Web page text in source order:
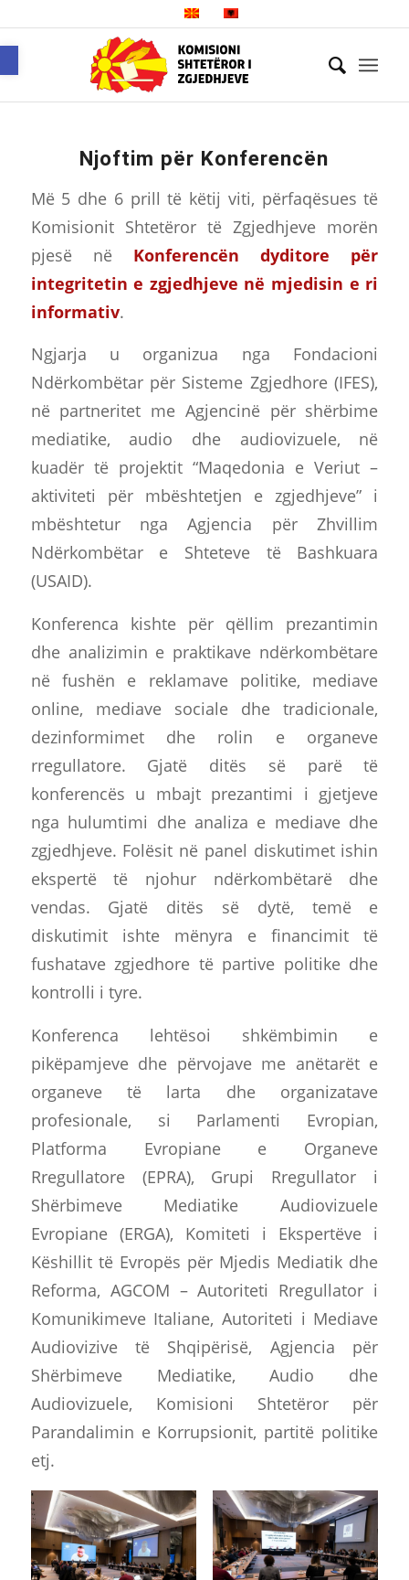
Njoftim për Konferencën
Më 5 dhe 6 prill të këtij viti, përfaqësues të
Komisionit Shtetëror të Zgjedhjeve morën
pjesë nëKonferencën dyditore për
integritetin e zgjedhjeve në mjedisin e ri
informativ.
Ngjarja u organizua nga Fondacioni
Ndërkombëtar për Sisteme Zgjedhore (IFES),
në partneritet me Agjencinë për shërbime
mediatike, audio dhe audiovizuele, në
kuadër të projektit “Maqedonia e Veriut –
aktiviteti për mbështetjen e zgjedhjeve” i
mbështetur nga Agjencia për Zhvillim
Ndërkombëtar e Shteteve të Bashkuara
(USAID).
Konferenca kishte për qëllim prezantimin
dhe analizimin e praktikave ndërkombëtare
në fushën e reklamave politike, mediave
online, mediave sociale dhe tradicionale,
dezinformimet dhe rolin e organeve
rregullatore. Gjatë ditës së parë të
konferencës u mbajt prezantimi i gjetjeve
nga hulumtimi dhe analiza e mediave dhe
zgjedhjeve. Folësit në panel diskutimet ishin
ekspertë të njohur ndërkombëtarë dhe
vendas. Gjatë ditës së dytë, temë e
diskutimit ishte mënyra e financimit të
fushatave zgjedhore të partive politike dhe
kontrolli i tyre.
Konferenca lehtësoi shkëmbimin e
pikëpamjeve dhe përvojave me anëtarët e
organeve të larta dhe organizatave
profesionale, si Parlamenti Evropian,
Platforma Evropiane e Organeve
Rregullatore (EPRA), Grupi Rregullator i
Shërbimeve Mediatike Audiovizuele
Evropiane (ERGA), Komiteti i Ekspertëve i
Këshillit të Evropës për Mjedis Mediatik dhe
Reforma, AGCOM – Autoriteti Rregullator i
Komunikimeve Italiane, Autoriteti i Mediave
Audiovizive të Shqipërisë, Agjencia për
Shërbimeve Mediatike, Audio dhe
Audiovizuele, Komisioni Shtetëror për
Parandalimin e Korrupsionit, partitë politike
etj.
Open toolbar